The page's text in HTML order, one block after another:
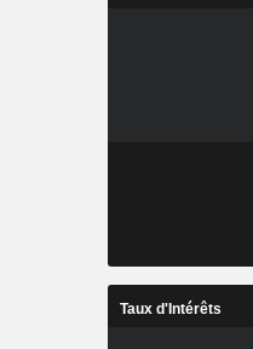
Taux d'Intérêts